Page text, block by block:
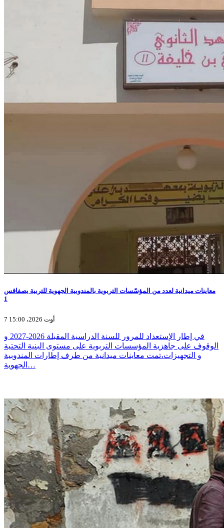
معاينات ميدانية لعدد من المؤسّسات التربوية بالمندوبية الجهوية للتربية بصفاقس
1
7 أوت 2026، 15:00
في إطار الإستعداد للمرور للسنة الدراسية المقبلة 2026-2027 و
الوقوف على جاهزية المؤسسات التربوية على مستوى البنية التحتية
و التجهيزات،تمت معاينات ميدانية من طرف إطارات المندوبية
الجهوية…